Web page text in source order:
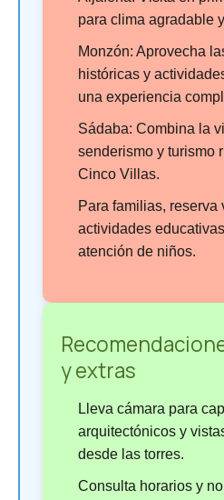
para clima agradable
Monzón: Aprovecha
históricas y
una experiencia
Sádaba: Combina la
senderismo y turismo
Cinco Villas.
Para familias, reserva
actividades
atención de niños.
y extras
Lleva cámara para
arquitectónicos y
desde las torres.
Consulta horarios y